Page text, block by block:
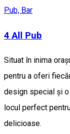
Pub, Bar
4 All Pub
Situat în inima
pentru a oferi
design special și
locul perfect
delicioase.